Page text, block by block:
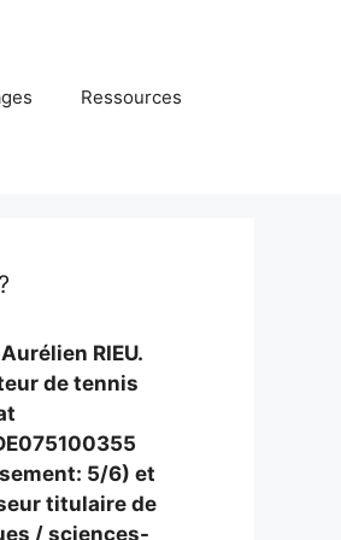
Ressources
RIEU.
de tennis
5/6) et
titulaire de
/ sciences-